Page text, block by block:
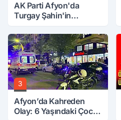
AK Parti Afyon'da
Turgay Şahin'in
3
Afyon’da Kahreden
Olay: 6 Yaşındaki Çocuk